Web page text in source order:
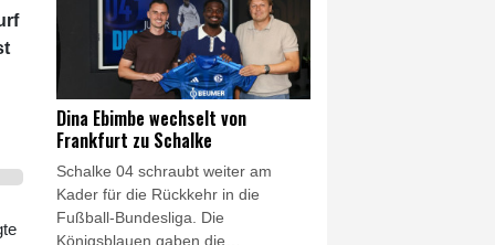
reduziert sich die Dauer
automatisch auf drei Jahre.
Dina Ebimbe wechselt von
Frankfurt zu Schalke
Schalke 04 schraubt weiter am
Kader für die Rückkehr in die
Fußball-Bundesliga. Die
Königsblauen gaben die